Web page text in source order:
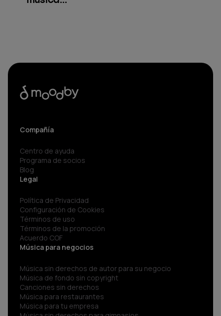
Compañía
Centro de ayuda
Programa de socios
Blog
Legal
Política de Privacidad
Configuración de Cookies
Términos de uso
Términos de la promoción
Acuerdo COF
Música para negocios
Música sin derechos de autor para su negocio
Música de fondo sin copyright
Canciones sin derechos
Música para restaurantes
Música para tu empresa